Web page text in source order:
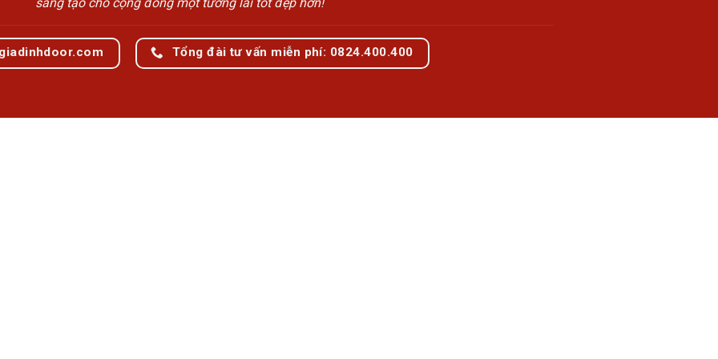
sáng tạo cho cộng đồng một tương lai tốt đẹp hơn!
Tổng đài tư vấn miễn phí: 0824.400.400